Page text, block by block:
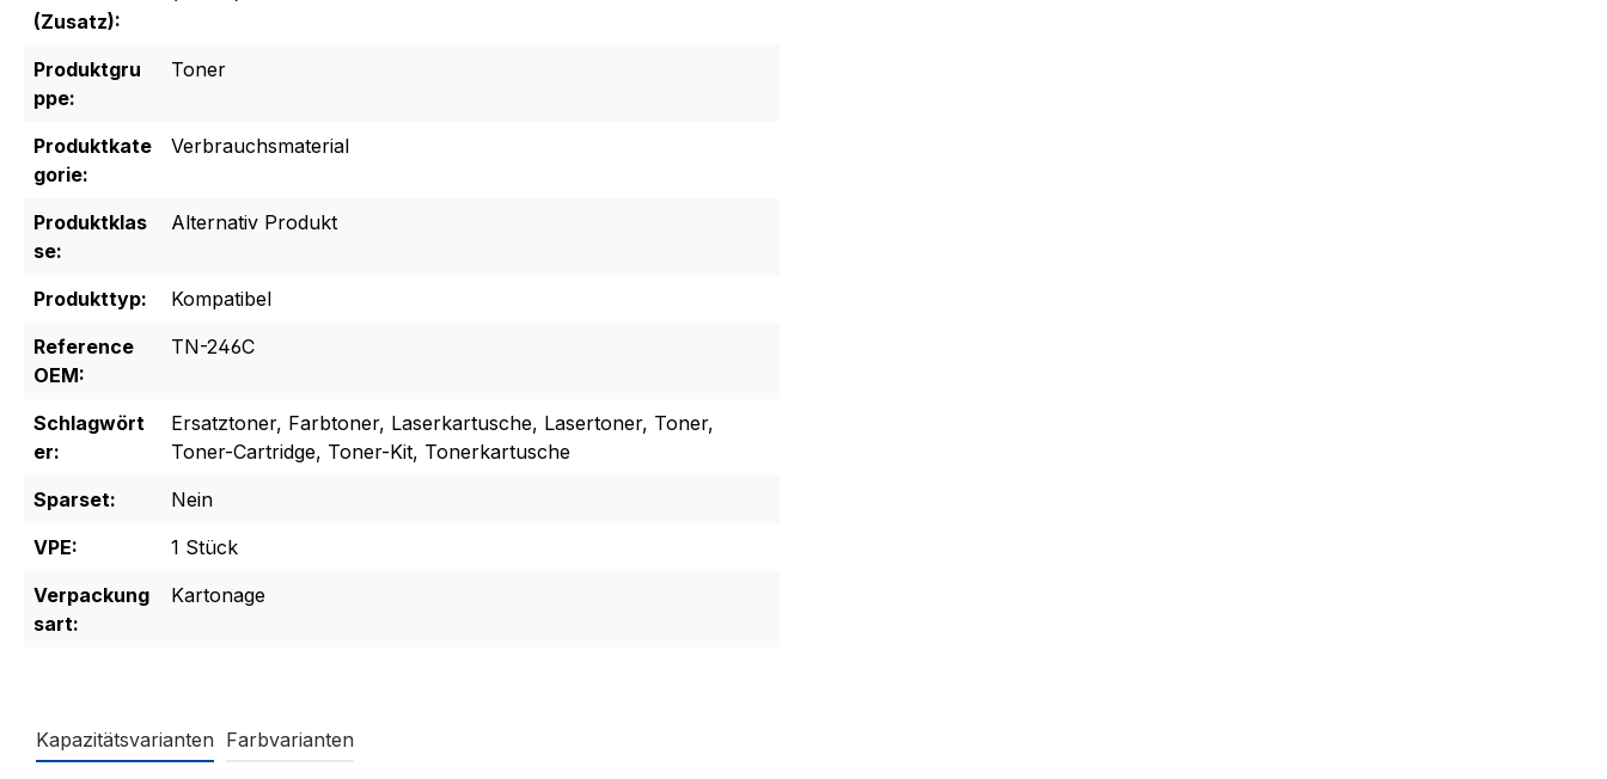
(Zusatz):
Produktgru
ppe:
Toner
Produktkate
gorie:
Verbrauchsmaterial
Produktklas
se:
Alternativ Produkt
Produkttyp:
Kompatibel
Reference
OEM:
TN-246C
Schlagwört
er:
Ersatztoner, Farbtoner, Laserkartusche, Lasertoner, Toner,
Toner-Cartridge, Toner-Kit, Tonerkartusche
Sparset:
Nein
VPE:
1 Stück
Verpackung
sart:
Kartonage
Kapazitätsvarianten Farbvarianten